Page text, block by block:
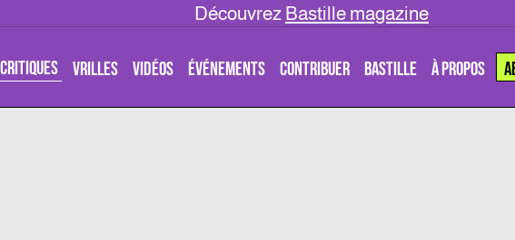
Découvrez Bastille magazine
CRITIQUES VRILLES VIDÉOS ÉVÉNEMENTS CONTRIBUER BASTILLE À PROPOS